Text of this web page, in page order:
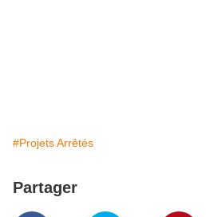
#Projets Arrêtés
Partager